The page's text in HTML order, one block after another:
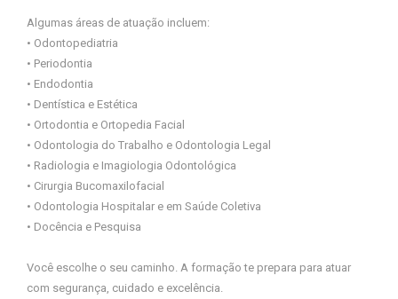
Algumas áreas de atuação incluem:
• Odontopediatria
• Periodontia
• Endodontia
• Dentística e Estética
• Ortodontia e Ortopedia Facial
• Odontologia do Trabalho e Odontologia Legal
• Radiologia e Imagiologia Odontológica
• Cirurgia Bucomaxilofacial
• Odontologia Hospitalar e em Saúde Coletiva
• Docência e Pesquisa
Você escolhe o seu caminho. A formação te prepara para atuar
com segurança, cuidado e excelência.